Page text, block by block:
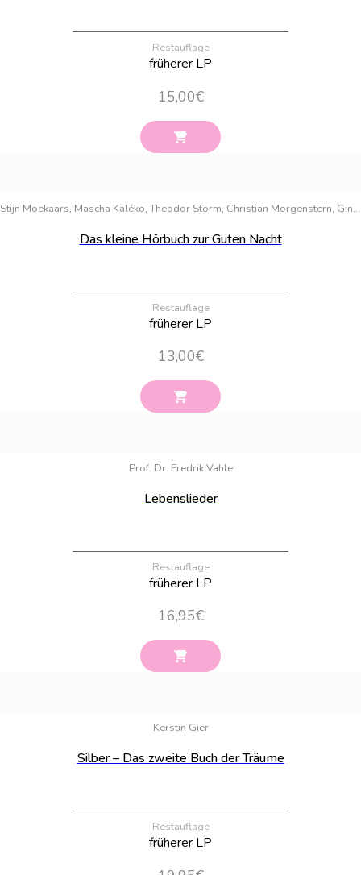
Restauflage
früherer LP
15,00€
Stijn Moekaars, Mascha Kaléko, Theodor Storm, Christian Morgenstern, Gina Ruck-Pauquèt, Ulrich Steier, Heinrich Hannover, Prof. Dr. Fredrik Vahle
Das kleine Hörbuch zur Guten Nacht
Restauflage
früherer LP
13,00€
Prof. Dr. Fredrik Vahle
Lebenslieder
Restauflage
früherer LP
16,95€
Kerstin Gier
Silber – Das zweite Buch der Träume
Restauflage
früherer LP